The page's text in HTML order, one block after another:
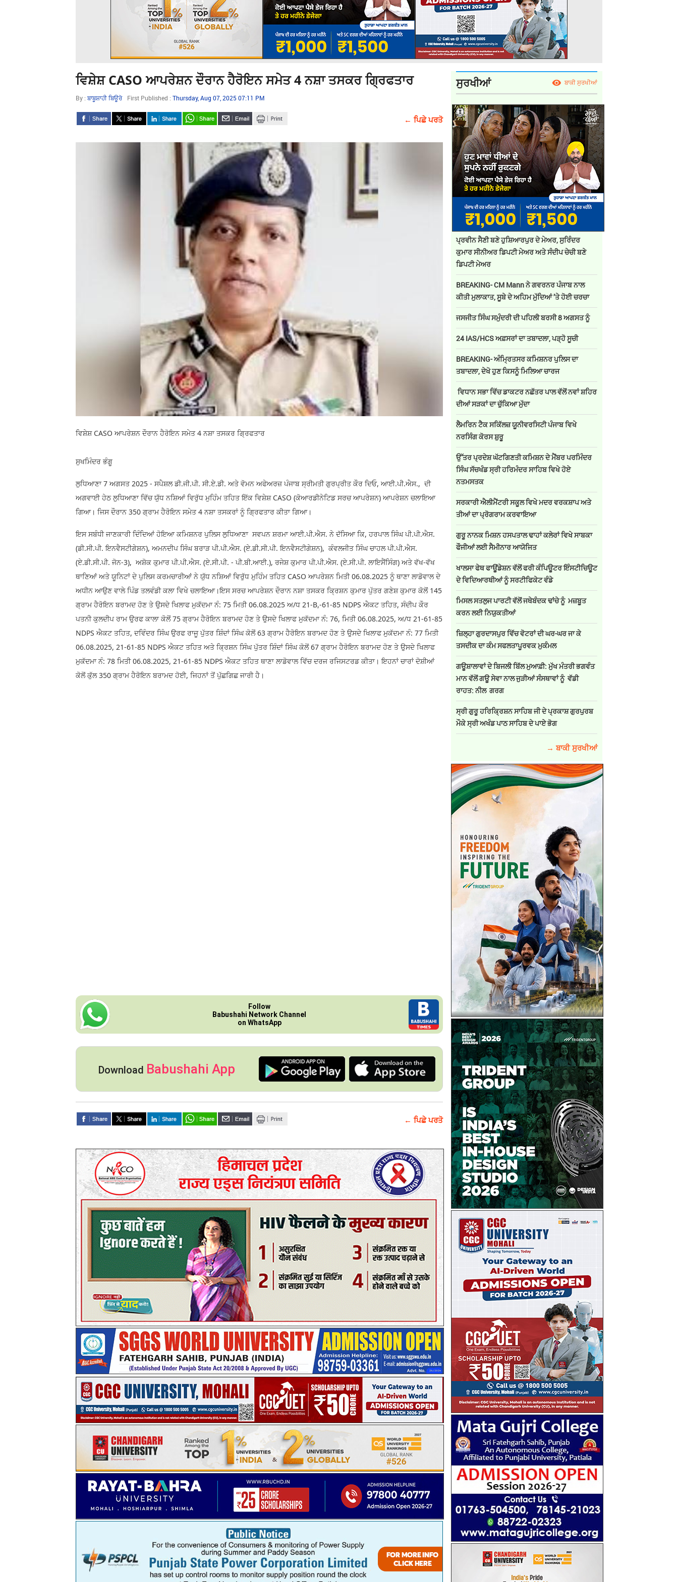
ਵਿਸ਼ੇਸ਼ CASO ਆਪਰੇਸ਼ਨ ਦੌਰਾਨ ਹੈਰੋਇਨ ਸਮੇਤ 4 ਨਸ਼ਾ ਤਸਕਰ ਗ੍ਰਿਫਤਾਰ
By : ਬਾਬੂਸ਼ਾਹੀ ਬਿਊਰੋ First Published : Thursday, Aug 07, 2025 07:11 PM
← ਪਿਛੇ ਪਰਤੋ
ਵਿਸ਼ੇਸ਼ CASO ਆਪਰੇਸ਼ਨ ਦੌਰਾਨ ਹੈਰੋਇਨ ਸਮੇਤ 4 ਨਸ਼ਾ ਤਸਕਰ ਗ੍ਰਿਫਤਾਰ
ਸੁਖਮਿੰਦਰ ਭੰਗੂ
ਲੁਧਿਆਣਾ 7 ਅਗਸਤ 2025 - ਸਪੈਸ਼ਲ ਡੀ.ਜੀ.ਪੀ. ਸੀ.ਏ.ਡੀ. ਅਤੇ ਵੋਮਨ ਅਫੇਅਰਜ਼ ਪੰਜਾਬ ਸ੍ਰੀਮਤੀ ਗੁਰਪ੍ਰੀਤ ਕੌਰ ਦਿਓ, ਆਈ.ਪੀ.ਐਸ., ਦੀ
ਅਗਵਾਈ ਹੇਠ ਲੁਧਿਆਣਾ ਵਿੱਚ ਯੁੱਧ ਨਸ਼ਿਆਂ ਵਿਰੁੱਧ ਮੁਹਿੰਮ ਤਹਿਤ ਇੱਕ ਵਿਸ਼ੇਸ਼ CASO (ਕੋਆਰਡੀਨੇਟਿਡ ਸਰਚ ਆਪਰੇਸ਼ਨ) ਆਪਰੇਸ਼ਨ ਚਲਾਇਆ
ਗਿਆ। ਜਿਸ ਦੌਰਾਨ 350 ਗ੍ਰਾਮ ਹੈਰੋਇਨ ਸਮੇਤ 4 ਨਸ਼ਾ ਤਸਕਰਾਂ ਨੂੰ ਗ੍ਰਿਫਤਾਰ ਕੀਤਾ ਗਿਆ।
ਇਸ ਸਬੰਧੀ ਜਾਣਕਾਰੀ ਦਿੰਦਿਆਂ ਹੋਇਆ ਕਮਿਸ਼ਨਰ ਪੁਲਿਸ ਲੁਧਿਆਣਾ ਸਵਪਨ ਸ਼ਰਮਾ ਆਈ.ਪੀ.ਐਸ. ਨੇ ਦੱਸਿਆ ਕਿ, ਹਰਪਾਲ ਸਿੰਘ ਪੀ.ਪੀ.ਐਸ.
(ਡੀ.ਸੀ.ਪੀ. ਇਨਵੈਸਟੀਗੇਸ਼ਨ), ਅਮਨਦੀਪ ਸਿੰਘ ਬਰਾੜ ਪੀ.ਪੀ.ਐਸ. (ਏ.ਡੀ.ਸੀ.ਪੀ. ਇਨਵੈਸਟੀਗੇਸ਼ਨ), ਕੰਵਲਜੀਤ ਸਿੰਘ ਚਾਹਲ ਪੀ.ਪੀ.ਐਸ.
(ਏ.ਡੀ.ਸੀ.ਪੀ. ਜੋਨ-3), ਅਸ਼ੋਕ ਕੁਮਾਰ ਪੀ.ਪੀ.ਐਸ. (ਏ.ਸੀ.ਪੀ. - ਪੀ.ਬੀ.ਆਈ.), ਰਜੇਸ਼ ਕੁਮਾਰ ਪੀ.ਪੀ.ਐਸ. (ਏ.ਸੀ.ਪੀ. ਲਾਇਸੈਂਸਿੰਗ) ਅਤੇ ਵੱਖ-ਵੱਖ
ਥਾਣਿਆਂ ਅਤੇ ਯੂਨਿਟਾਂ ਦੇ ਪੁਲਿਸ ਕਰਮਚਾਰੀਆਂ ਨੇ ਯੁੱਧ ਨਸ਼ਿਆਂ ਵਿਰੁੱਧ ਮੁਹਿੰਮ ਤਹਿਤ CASO ਆਪਰੇਸ਼ਨ ਮਿਤੀ 06.08.2025 ਨੂੰ ਥਾਣਾ ਲਾਡੋਵਾਲ ਦੇ
ਅਧੀਨ ਆਉਣ ਵਾਲੇ ਪਿੰਡ ਤਲਵੰਡੀ ਕਲਾ ਵਿਖੇ ਚਲਾਇਆ।ਇਸ ਸਰਚ ਆਪਰੇਸ਼ਨ ਦੌਰਾਨ ਨਸ਼ਾ ਤਸਕਰ ਕ੍ਰਿਸ਼ਨ ਕੁਮਾਰ ਪੁੱਤਰ ਗਣੇਸ਼ ਕੁਮਾਰ ਕੋਲੋਂ 145
ਗ੍ਰਾਮ ਹੈਰੋਇਨ ਬਰਾਮਦ ਹੋਣ ਤੇ ਉਸਦੇ ਖਿਲਾਫ ਮੁਕੱਦਮਾ ਨੰ: 75 ਮਿਤੀ 06.08.2025 ਅ/ਧ 21-B,-61-85 NDPS ਐਕਟ ਤਹਿਤ, ਸੰਦੀਪ ਕੌਰ
ਪਤਨੀ ਕੁਲਦੀਪ ਰਾਮ ਉਰਫ ਕਾਲਾ ਕੋਲੋਂ 75 ਗ੍ਰਾਮ ਹੈਰੋਇਨ ਬਰਾਮਦ ਹੋਣ ਤੇ ਉਸਦੇ ਖਿਲਾਫ ਮੁਕੱਦਮਾ ਨੰ: 76, ਮਿਤੀ 06.08.2025, ਅ/ਧ 21-61-85
NDPS ਐਕਟ ਤਹਿਤ, ਦਵਿੰਦਰ ਸਿੰਘ ਉਰਫ ਰਾਜੂ ਪੁੱਤਰ ਸ਼ਿੰਦਾਂ ਸਿੰਘ ਕੋਲੋਂ 63 ਗ੍ਰਾਮ ਹੈਰੋਇਨ ਬਰਾਮਦ ਹੋਣ ਤੇ ਉਸਦੇ ਖਿਲਾਫ ਮੁਕੱਦਮਾ ਨੰ: 77 ਮਿਤੀ
06.08.2025, 21-61-85 NDPS ਐਕਟ ਤਹਿਤ ਅਤੇ ਕ੍ਰਿਸ਼ਨ ਸਿੰਘ ਪੁੱਤਰ ਸ਼ਿੰਦਾਂ ਸਿੰਘ ਕੋਲੋਂ 67 ਗ੍ਰਾਮ ਹੈਰੋਇਨ ਬਰਾਮਦ ਹੋਣ ਤੇ ਉਸਦੇ ਖਿਲਾਫ
ਮੁਕੱਦਮਾ ਨੰ: 78 ਮਿਤੀ 06.08.2025, 21-61-85 NDPS ਐਕਟ ਤਹਿਤ ਥਾਣਾ ਲਾਡੋਵਾਲ ਵਿੱਚ ਦਰਜ ਰਜਿਸਟਰਡ ਕੀਤਾ। ਇਹਨਾਂ ਚਾਰਾਂ ਦੋਸ਼ੀਆਂ
ਕੋਲੋਂ ਕੁੱਲ 350 ਗ੍ਰਾਮ ਹੈਰੋਇਨ ਬਰਾਮਦ ਹੋਈ, ਜਿਹਨਾਂ ਤੋਂ ਪੁੱਛਗਿਛ ਜਾਰੀ ਹੈ।
Follow
Babushahi Network Channel
on WhatsApp
Download Babushahi App
← ਪਿਛੇ ਪਰਤੋ
ਸੁਰਖੀਆਂ ਬਾਕੀ ਸੁਰਖੀਆਂ
ਪ੍ਰਵੀਨ ਸੈਣੀ ਬਣੇ ਹੁਸ਼ਿਆਰਪੁਰ ਦੇ ਮੇਅਰ, ਸੁਰਿੰਦਰ
ਕੁਮਾਰ ਸੀਨੀਅਰ ਡਿਪਟੀ ਮੇਅਰ ਅਤੇ ਸੰਦੀਪ ਚੇਚੀ ਬਣੇ
ਡਿਪਟੀ ਮੇਅਰ
BREAKING- CM Mann ਨੇ ਗਵਰਨਰ ਪੰਜਾਬ ਨਾਲ
ਕੀਤੀ ਮੁਲਾਕਾਤ, ਸੂਬੇ ਦੇ ਅਹਿਮ ਮੁੱਦਿਆਂ ’ਤੇ ਹੋਈ ਚਰਚਾ
ਜਸਜੀਤ ਸਿੰਘ ਸਮੁੰਦਰੀ ਦੀ ਪਹਿਲੀ ਬਰਸੀ 8 ਅਗਸਤ ਨੂੰ
24 IAS/HCS ਅਫ਼ਸਰਾਂ ਦਾ ਤਬਾਦਲਾ, ਪੜ੍ਹੋ ਸੂਚੀ
BREAKING- ਅੰਮ੍ਰਿਤਸਰ ਕਮਿਸ਼ਨਰ ਪੁਲਿਸ ਦਾ
ਤਬਾਦਲਾ, ਦੇਖੋ ਹੁਣ ਕਿਸਨੂੰ ਮਿਲਿਆ ਚਾਰਜ
ਵਿਧਾਨ ਸਭਾ ਵਿੱਚ ਡਾਕਟਰ ਨਛੱਤਰ ਪਾਲ ਵੱਲੋਂ ਨਵਾਂ ਸ਼ਹਿਰ
ਦੀਆਂ ਸੜਕਾਂ ਦਾ ਚੁੱਕਿਆ ਮੁੱਦਾ
ਲੈਮਰਿਨ ਟੈਕ ਸਕਿੱਲਜ਼ ਯੂਨੀਵਰਸਿਟੀ ਪੰਜਾਬ ਵਿਖੇ
ਨਰਸਿੰਗ ਕੋਰਸ ਸ਼ੁਰੂ
ਉੱਤਰ ਪ੍ਰਦੇਸ਼ ਘੱਟਗਿਣਤੀ ਕਮਿਸ਼ਨ ਦੇ ਮੈਂਬਰ ਪਰਮਿੰਦਰ
ਸਿੰਘ ਸੱਚਖੰਡ ਸ੍ਰੀ ਹਰਿਮੰਦਰ ਸਾਹਿਬ ਵਿਖੇ ਹੋਏ
ਨਤਮਸਤਕ
ਸਰਕਾਰੀ ਐਲੀਮੈਂਟਰੀ ਸਕੂਲ ਵਿਖੇ ਮਦਰ ਵਰਕਸ਼ਾਪ ਅਤੇ
ਤੀਆਂ ਦਾ ਪ੍ਰੋਗਰਾਮ ਕਰਵਾਇਆ
ਗੁਰੂ ਨਾਨਕ ਮਿਸ਼ਨ ਹਸਪਤਾਲ ਢਾਹਾਂ ਕਲੇਰਾਂ ਵਿਖੇ ਸਾਬਕਾ
ਫੌਜੀਆਂ ਲਈ ਸੈਮੀਨਾਰ ਆਯੋਜਿਤ
ਖਾਲਸਾ ਫੇਥ ਫਾਊਂਡੇਸ਼ਨ ਵੱਲੋਂ ਫਰੀ ਕੰਪਿਊਟਰ ਇੰਸਟੀਚਿਊਟ
ਦੇ ਵਿਦਿਆਰਥੀਆਂ ਨੂੰ ਸਰਟੀਫਿਕੇਟ ਵੰਡੇ
ਮਿਸਲ ਸਤਲੁਜ ਪਾਰਟੀ ਵੱਲੋਂ ਜਥੇਬੰਦਕ ਢਾਂਚੇ ਨੂੰ ਮਜ਼ਬੂਤ
ਕਰਨ ਲਈ ਨਿਯੁਕਤੀਆਂ
ਜ਼ਿਲ੍ਹਾ ਗੁਰਦਾਸਪੁਰ ਵਿੱਚ ਵੋਟਰਾਂ ਦੀ ਘਰ-ਘਰ ਜਾ ਕੇ
ਤਸਦੀਕ ਦਾ ਕੰਮ ਸਫਲਤਾਪੂਰਵਕ ਮੁਕੰਮਲ
ਗਊਸ਼ਾਲਾਵਾਂ ਦੇ ਬਿਜਲੀ ਬਿੱਲ ਮੁਆਫ਼ੀ: ਮੁੱਖ ਮੰਤਰੀ ਭਗਵੰਤ
ਮਾਨ ਵੱਲੋਂ ਗਊ ਸੇਵਾ ਨਾਲ ਜੁੜੀਆਂ ਸੰਸਥਾਵਾਂ ਨੂੰ ਵੱਡੀ
ਰਾਹਤ: ਨੀਲ ਗਰਗ
ਸ੍ਰੀ ਗੁਰੂ ਹਰਿਕ੍ਰਿਸ਼ਨ ਸਾਹਿਬ ਜੀ ਦੇ ਪ੍ਰਕਾਸ਼ ਗੁਰਪੁਰਬ
ਮੌਕੇ ਸ੍ਰੀ ਅਖੰਡ ਪਾਠ ਸਾਹਿਬ ਦੇ ਪਾਏ ਭੋਗ
→ ਬਾਕੀ ਸੁਰਖੀਆਂ